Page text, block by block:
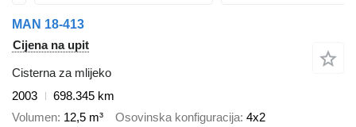
MAN 18-413
Cijena na upit
Cisterna za mlijeko
2003
698.345 km
Volumen 12,5 m³ Osovinska konfiguracija 4x2